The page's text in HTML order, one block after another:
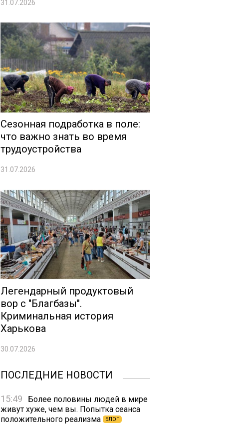
31.07.2026
Сезонная подработка в поле:
что важно знать во время
трудоустройства
31.07.2026
Легендарный продуктовый
вор с "Благбазы".
Криминальная история
Харькова
30.07.2026
ПОСЛЕДНИЕ НОВОСТИ
15:49
Более половины людей в мире
живут хуже, чем вы. Попытка сеанса
положительного реализма
БЛОГ